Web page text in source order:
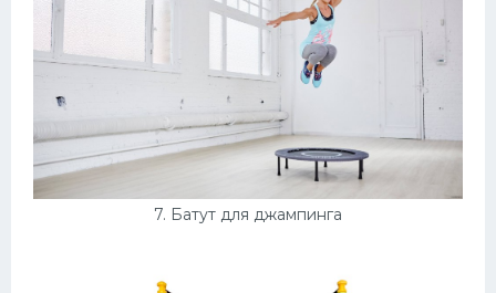
7. Батут для джампинга